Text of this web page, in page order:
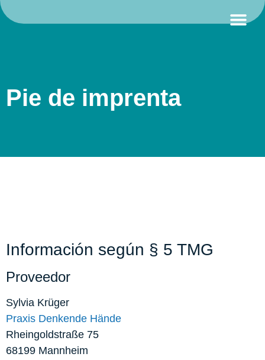
Pie de imprenta
Información según § 5 TMG
Proveedor
Sylvia Krüger
Praxis Denkende Hände
Rheingoldstraße 75
68199 Mannheim